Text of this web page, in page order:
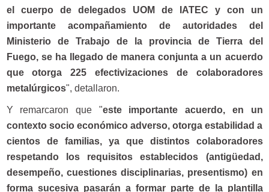
el cuerpo de delegados UOM de IATEC y con un
importante acompañamiento de autoridades del
Ministerio de Trabajo de la provincia de Tierra del
Fuego, se ha llegado de manera conjunta a un acuerdo
que otorga 225 efectivizaciones de colaboradores
metalúrgicos", detallaron.
Y remarcaron que "este importante acuerdo, en un
contexto socio económico adverso, otorga estabilidad a
cientos de familias, ya que distintos colaboradores
respetando los requisitos establecidos (antigüedad,
desempeño, cuestiones disciplinarias, presentismo) en
forma sucesiva pasarán a formar parte de la plantilla